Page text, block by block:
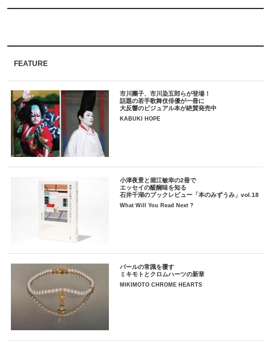
FEATURE
市川團子、市川染五郎らが登場！
話題の若手歌舞伎俳優が一冊に
大反響のビジュアル本が絶賛発売中
KABUKI HOPE
小津夜景と堀江敏幸の2冊で
エッセイの醍醐味を知る
石井千湖のブックレビュー「本のみずうみ」vol.18
What Will You Read Next ?
パールの常識を覆す
ミキモトとクロムハーツの新章
MIKIMOTO CHROME HEARTS